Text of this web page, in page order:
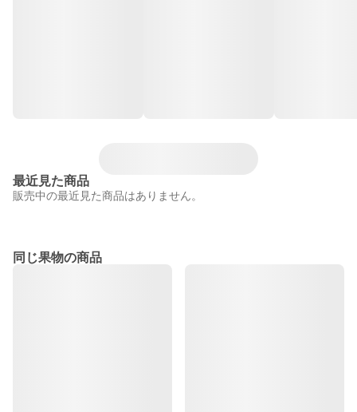
最近見た商品
販売中の最近見た商品はありません。
同じ果物の商品